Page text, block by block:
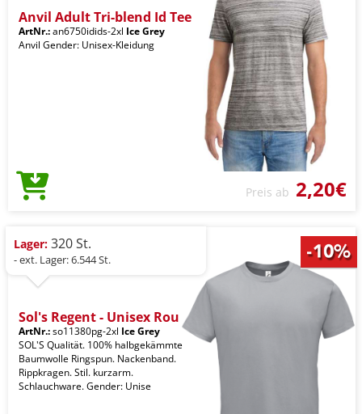
Anvil Adult Tri-blend Id Tee
ArtNr.:an6750idids-2xl Ice Grey
Anvil Gender: Unisex-Kleidung
Preis ab 2,20€
Lager: 320 St.
- ext. Lager: 6.544 St.
Sol's Regent - Unisex Rou
ArtNr.:so11380pg-2xl Ice Grey
SOL'S Qualität. 100% halbgekämmte
Baumwolle Ringspun. Nackenband.
Rippkragen. Stil. kurzarm.
Schlauchware. Gender: Unise